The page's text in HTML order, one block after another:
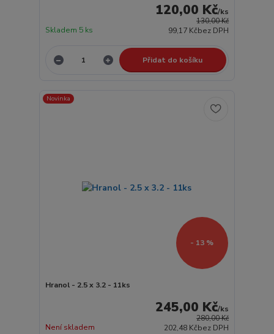
130,00 Kč
120,00 Kč/ks
99,17 Kčbez DPH
Skladem 5 ks
Přidat do košíku
Novinka
- 13 %
Hranol - 2.5 x 3.2 - 11ks
280,00 Kč
245,00 Kč/ks
202,48 Kčbez DPH
Není skladem